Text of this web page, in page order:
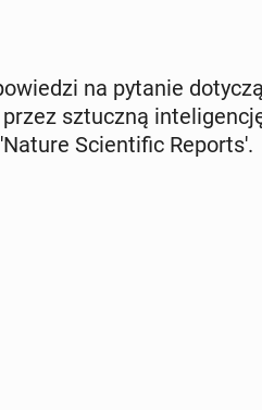
na pytanie
sztucz­ną
Scien­ti­fic Re­port­s'.